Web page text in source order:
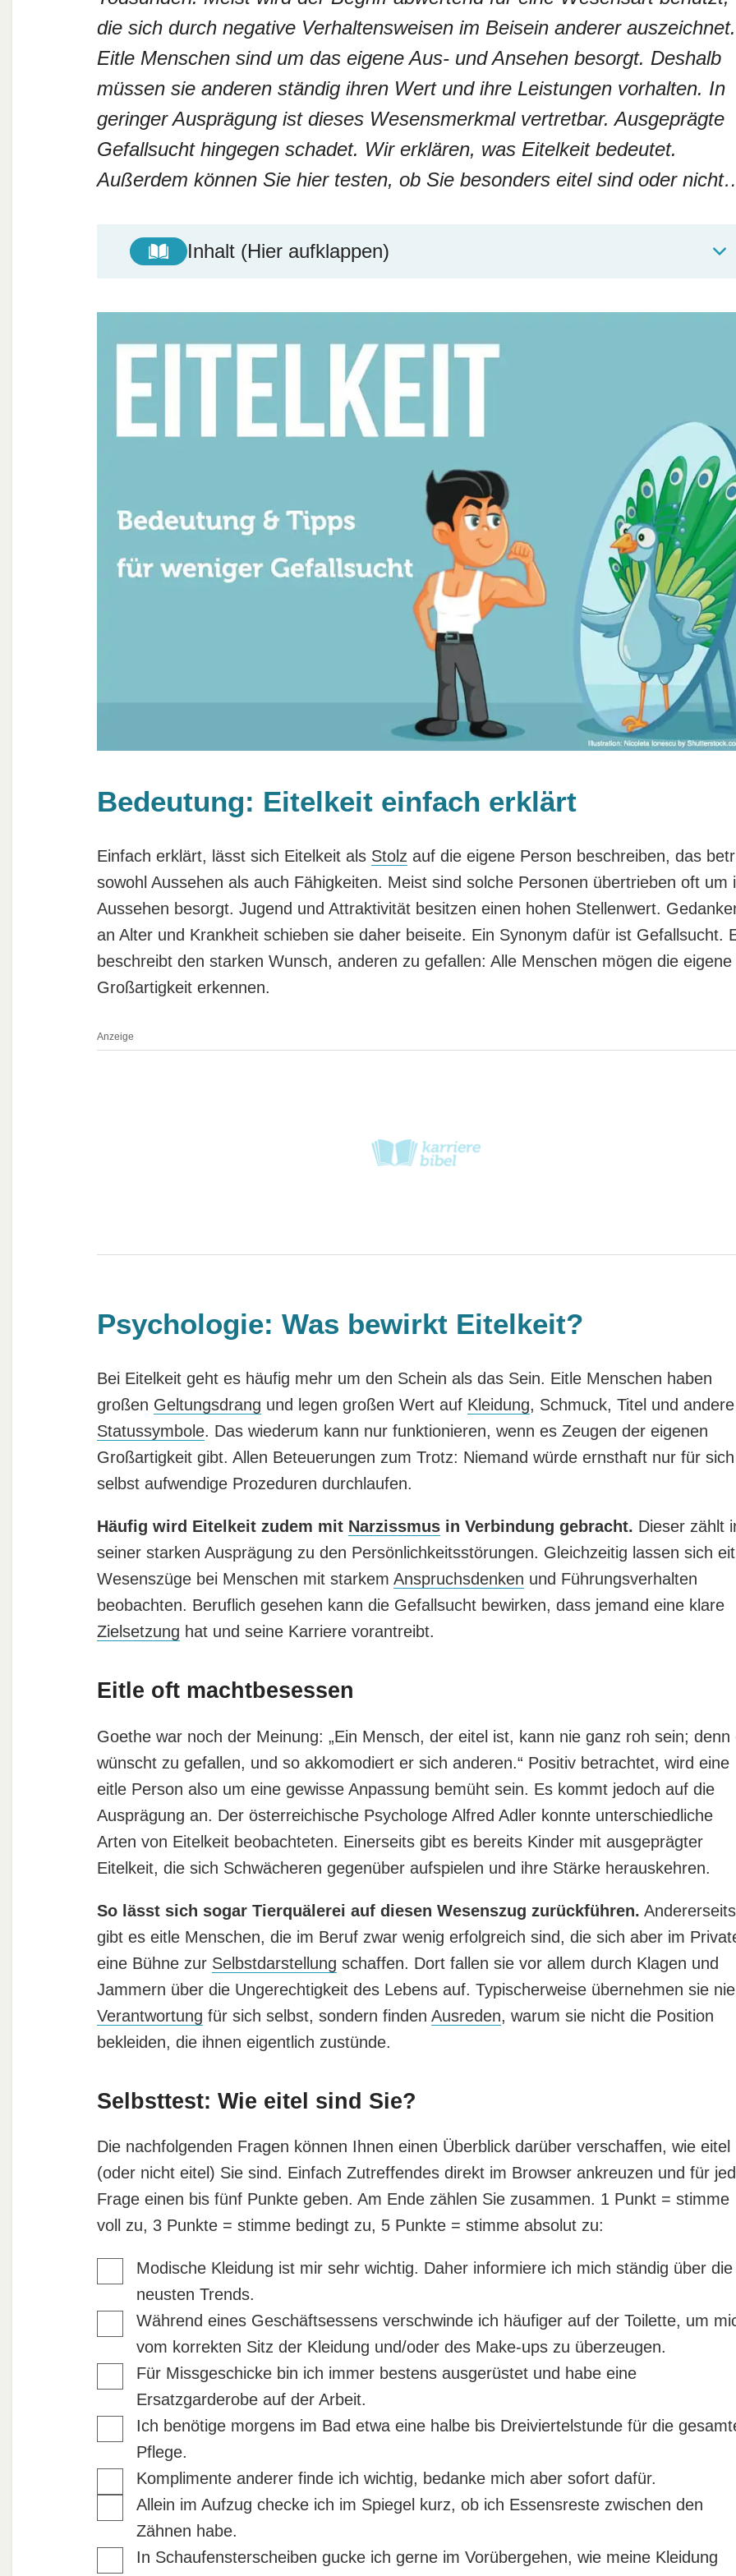
die sich durch negative Verhaltensweisen im Beisein anderer auszeichnet.
Eitle Menschen sind um das eigene Aus- und Ansehen besorgt. Deshalb
müssen sie anderen ständig ihren Wert und ihre Leistungen vorhalten. In
geringer Ausprägung ist dieses Wesensmerkmal vertretbar. Ausgeprägte
Gefallsucht hingegen schadet. Wir erklären, was Eitelkeit bedeutet.
Außerdem können Sie hier testen, ob Sie besonders eitel sind oder
Inhalt (Hier aufklappen)
Bedeutung: Eitelkeit einfach erklärt
Einfach erklärt, lässt sich Eitelkeit als Stolz auf die eigene Person beschreiben, das
sowohl Aussehen als auch Fähigkeiten. Meist sind solche Personen übertrieben oft um
Aussehen besorgt. Jugend und Attraktivität besitzen einen hohen Stellenwert.
an Alter und Krankheit schieben sie daher beiseite. Ein Synonym dafür ist Gefallsucht.
beschreibt den starken Wunsch, anderen zu gefallen: Alle Menschen mögen die eigene
Großartigkeit erkennen.
Anzeige
Psychologie: Was bewirkt Eitelkeit?
Bei Eitelkeit geht es häufig mehr um den Schein als das Sein. Eitle Menschen haben
großen Geltungsdrang und legen großen Wert auf Kleidung, Schmuck, Titel und andere
Statussymbole. Das wiederum kann nur funktionieren, wenn es Zeugen der eigenen
Großartigkeit gibt. Allen Beteuerungen zum Trotz: Niemand würde ernsthaft nur für sich
selbst aufwendige Prozeduren durchlaufen.
Häufig wird Eitelkeit zudem mit Narzissmusin Verbindung gebracht. Dieser zählt
seiner starken Ausprägung zu den Persönlichkeitsstörungen. Gleichzeitig lassen sich
Wesenszüge bei Menschen mit starkem Anspruchsdenken und Führungsverhalten
beobachten. Beruflich gesehen kann die Gefallsucht bewirken, dass jemand eine klare
Zielsetzung hat und seine Karriere vorantreibt.
Eitle oft machtbesessen
Goethe war noch der Meinung: „Ein Mensch, der eitel ist, kann nie ganz roh sein; denn
wünscht zu gefallen, und so akkomodiert er sich anderen.“ Positiv betrachtet, wird eine
eitle Person also um eine gewisse Anpassung bemüht sein. Es kommt jedoch auf die
Ausprägung an. Der österreichische Psychologe Alfred Adler konnte unterschiedliche
Arten von Eitelkeit beobachteten. Einerseits gibt es bereits Kinder mit ausgeprägter
Eitelkeit, die sich Schwächeren gegenüber aufspielen und ihre Stärke herauskehren.
So lässt sich sogar Tierquälerei auf diesen Wesenszug zurückführen. Andererseits
gibt es eitle Menschen, die im Beruf zwar wenig erfolgreich sind, die sich aber im
eine Bühne zur Selbstdarstellung schaffen. Dort fallen sie vor allem durch Klagen und
Jammern über die Ungerechtigkeit des Lebens auf. Typischerweise übernehmen sie nie
Verantwortung für sich selbst, sondern finden Ausreden, warum sie nicht die Position
bekleiden, die ihnen eigentlich zustünde.
Selbsttest: Wie eitel sind Sie?
Die nachfolgenden Fragen können Ihnen einen Überblick darüber verschaffen, wie eitel
(oder nicht eitel) Sie sind. Einfach Zutreffendes direkt im Browser ankreuzen und für
Frage einen bis fünf Punkte geben. Am Ende zählen Sie zusammen. 1 Punkt = stimme
voll zu, 3 Punkte = stimme bedingt zu, 5 Punkte = stimme absolut zu:
Modische Kleidung ist mir sehr wichtig. Daher informiere ich mich ständig über die
neusten Trends.
Während eines Geschäftsessens verschwinde ich häufiger auf der Toilette, um
vom korrekten Sitz der Kleidung und/oder des Make-ups zu überzeugen.
Für Missgeschicke bin ich immer bestens ausgerüstet und habe eine
Ersatzgarderobe auf der Arbeit.
Ich benötige morgens im Bad etwa eine halbe bis Dreiviertelstunde für die
Pflege.
Komplimente anderer finde ich wichtig, bedanke mich aber sofort dafür.
Allein im Aufzug checke ich im Spiegel kurz, ob ich Essensreste zwischen den
Zähnen habe.
In Schaufensterscheiben gucke ich gerne im Vorübergehen, wie meine Kleidung